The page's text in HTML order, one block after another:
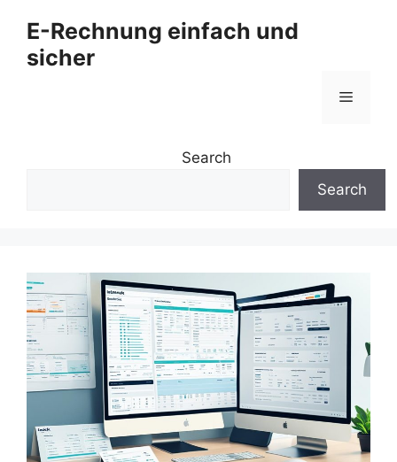
Inhalt
springen
E-Rechnung einfach und
sicher
Menü
Search
Search